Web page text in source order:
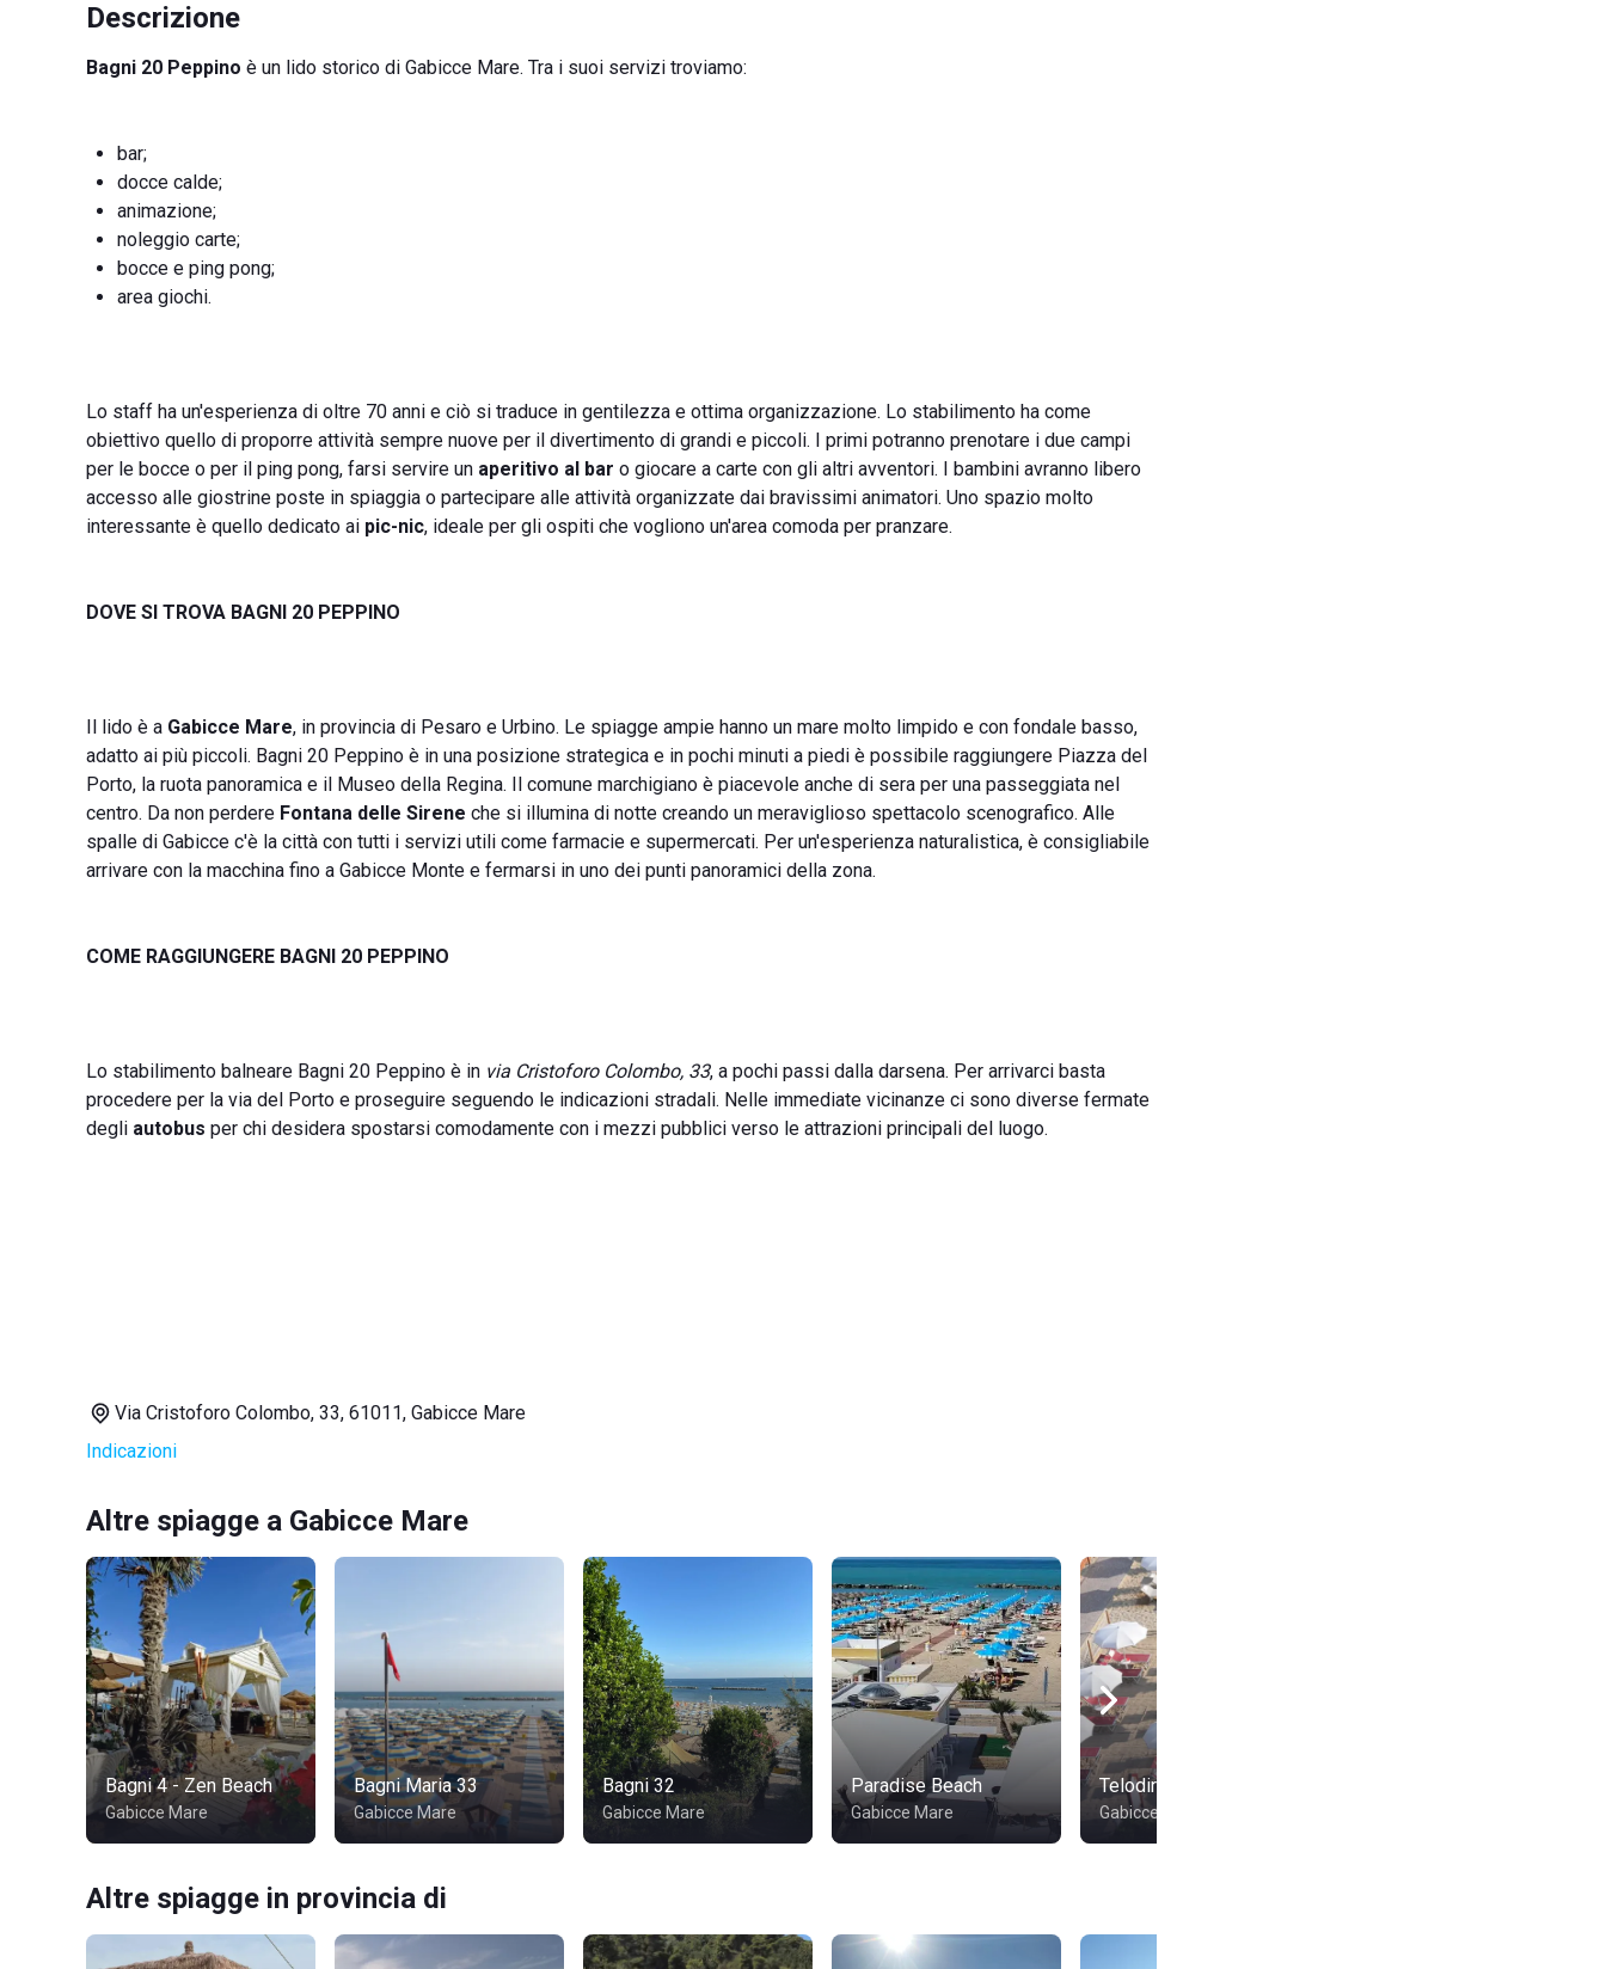
Descrizione
Bagni 20 Peppino è un lido storico di Gabicce Mare. Tra i suoi servizi troviamo:
bar;
docce calde;
animazione;
noleggio carte;
bocce e ping pong;
area giochi.
Lo staff ha un'esperienza di oltre 70 anni e ciò si traduce in gentilezza e ottima organizzazione. Lo stabilimento ha come
obiettivo quello di proporre attività sempre nuove per il divertimento di grandi e piccoli. I primi potranno prenotare i due campi
per le bocce o per il ping pong, farsi servire un aperitivo al bar o giocare a carte con gli altri avventori. I bambini avranno libero
accesso alle giostrine poste in spiaggia o partecipare alle attività organizzate dai bravissimi animatori. Uno spazio molto
interessante è quello dedicato ai pic-nic, ideale per gli ospiti che vogliono un'area comoda per pranzare.
DOVE SI TROVA BAGNI 20 PEPPINO
Il lido è a Gabicce Mare, in provincia di Pesaro e Urbino. Le spiagge ampie hanno un mare molto limpido e con fondale basso,
adatto ai più piccoli. Bagni 20 Peppino è in una posizione strategica e in pochi minuti a piedi è possibile raggiungere Piazza del
Porto, la ruota panoramica e il Museo della Regina. Il comune marchigiano è piacevole anche di sera per una passeggiata nel
centro. Da non perdere Fontana delle Sirene che si illumina di notte creando un meraviglioso spettacolo scenografico. Alle
spalle di Gabicce c'è la città con tutti i servizi utili come farmacie e supermercati. Per un'esperienza naturalistica, è consigliabile
arrivare con la macchina fino a Gabicce Monte e fermarsi in uno dei punti panoramici della zona.
COME RAGGIUNGERE BAGNI 20 PEPPINO
Lo stabilimento balneare Bagni 20 Peppino è in via Cristoforo Colombo, 33, a pochi passi dalla darsena. Per arrivarci basta
procedere per la via del Porto e proseguire seguendo le indicazioni stradali. Nelle immediate vicinanze ci sono diverse fermate
degli autobus per chi desidera spostarsi comodamente con i mezzi pubblici verso le attrazioni principali del luogo.
Via Cristoforo Colombo, 33, 61011, Gabicce Mare
Indicazioni
Altre spiagge a Gabicce Mare
Bagni 4 - Zen Beach
Gabicce Mare
Bagni Maria 33
Gabicce Mare
Bagni 32
Gabicce Mare
Paradise Beach
Gabicce Mare
Telodirò Beach
Gabicce Mare
Altre spiagge in provincia di